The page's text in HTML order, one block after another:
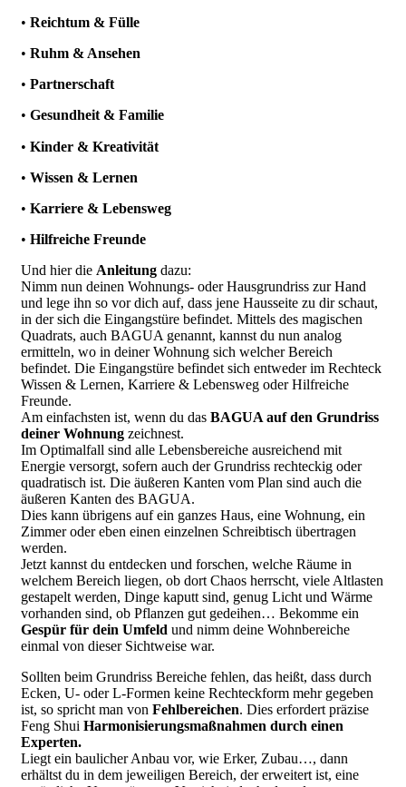
• Reichtum & Fülle
• Ruhm & Ansehen
• Partnerschaft
• Gesundheit & Familie
• Kinder & Kreativität
• Wissen & Lernen
• Karriere & Lebensweg
• Hilfreiche Freunde
Und hier die Anleitung dazu:
Nimm nun deinen Wohnungs- oder Hausgrundriss zur Hand
und lege ihn so vor dich auf, dass jene Hausseite zu dir schaut,
in der sich die Eingangstüre befindet. Mittels des magischen
Quadrats, auch BAGUA genannt, kannst du nun analog
ermitteln, wo in deiner Wohnung sich welcher Bereich
befindet. Die Eingangstüre befindet sich entweder im Rechteck
Wissen & Lernen, Karriere & Lebensweg oder Hilfreiche
Freunde.
Am einfachsten ist, wenn du das BAGUA auf den Grundriss
deiner Wohnung zeichnest.
Im Optimalfall sind alle Lebensbereiche ausreichend mit
Energie versorgt, sofern auch der Grundriss rechteckig oder
quadratisch ist. Die äußeren Kanten vom Plan sind auch die
äußeren Kanten des BAGUA.
Dies kann übrigens auf ein ganzes Haus, eine Wohnung, ein
Zimmer oder eben einen einzelnen Schreibtisch übertragen
werden.
Jetzt kannst du entdecken und forschen, welche Räume in
welchem Bereich liegen, ob dort Chaos herrscht, viele Altlasten
gestapelt werden, Dinge kaputt sind, genug Licht und Wärme
vorhanden sind, ob Pflanzen gut gedeihen… Bekomme ein
Gespür für dein Umfeld und nimm deine Wohnbereiche
einmal von dieser Sichtweise war.
Sollten beim Grundriss Bereiche fehlen, das heißt, dass durch
Ecken, U- oder L-Formen keine Rechteckform mehr gegeben
ist, so spricht man von Fehlbereichen. Dies erfordert präzise
Feng Shui Harmonisierungsmaßnahmen durch einen
Experten.
Liegt ein baulicher Anbau vor, wie Erker, Zubau…, dann
erhältst du in dem jeweiligen Bereich, der erweitert ist, eine